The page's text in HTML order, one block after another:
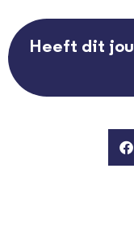
Heeft dit